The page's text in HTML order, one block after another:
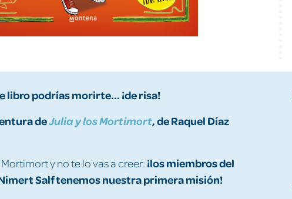
libro podrías morirte... ¡de risa!
deJulia y los Mortimort, de Raquel Díaz
y no te lo vas a creer: ¡los miembros del
Salf tenemos nuestra primera misión!